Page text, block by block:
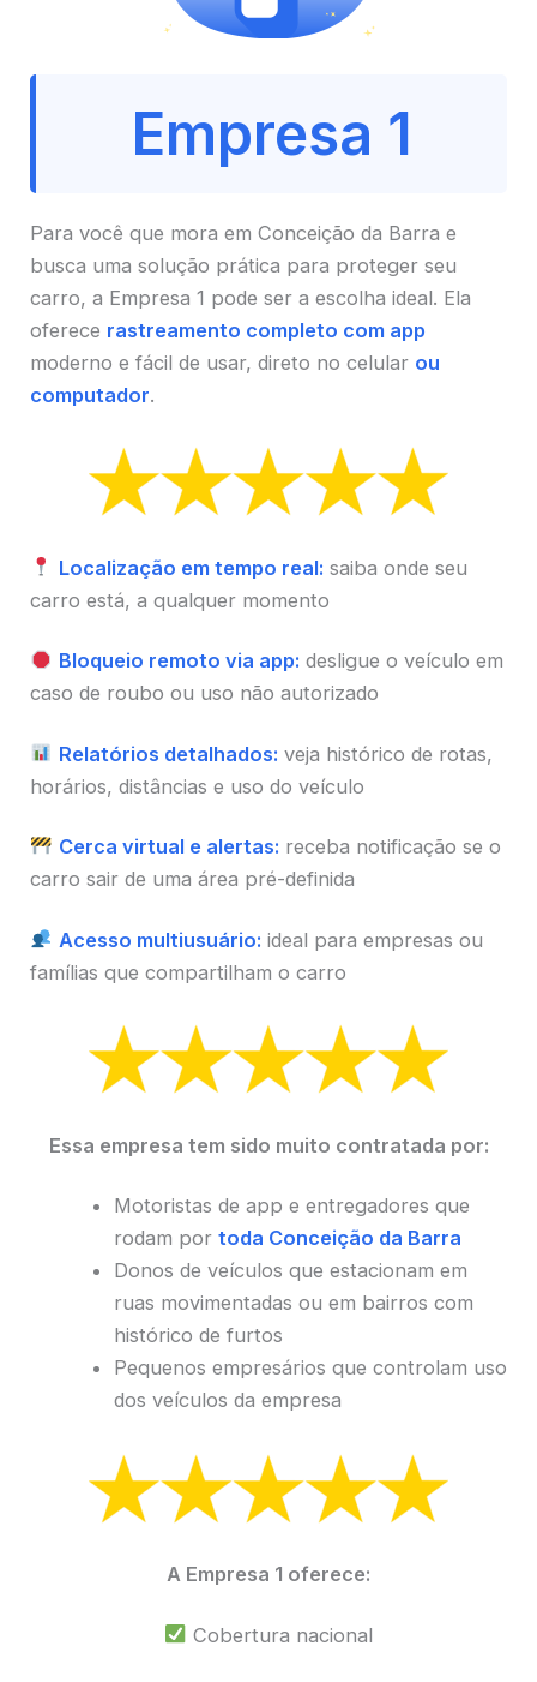
Empresa 1
Para você que mora em Conceição da Barra e
busca uma solução prática para proteger seu
carro, a Empresa 1 pode ser a escolha ideal. Ela
oferece rastreamento completo com app
moderno e fácil de usar, direto no celular ou
computador.
Localização em tempo real: saiba onde seu
carro está, a qualquer momento
Bloqueio remoto via app: desligue o veículo em
caso de roubo ou uso não autorizado
Relatórios detalhados: veja histórico de rotas,
horários, distâncias e uso do veículo
Cerca virtual e alertas: receba notificação se o
carro sair de uma área pré-definida
Acesso multiusuário: ideal para empresas ou
famílias que compartilham o carro
Essa empresa tem sido muito contratada por:
Motoristas de app e entregadores que
rodam por toda Conceição da Barra
Donos de veículos que estacionam em
ruas movimentadas ou em bairros com
histórico de furtos
Pequenos empresários que controlam uso
dos veículos da empresa
A Empresa 1 oferece:
Cobertura nacional